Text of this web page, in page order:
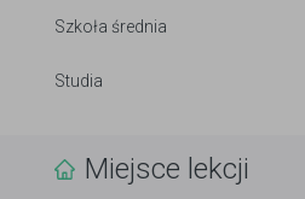
Szkoła średnia
Studia
Miejsce lekcji